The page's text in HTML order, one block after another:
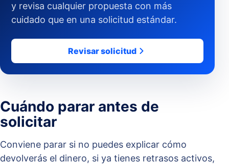
y revisa cualquier propuesta con más
cuidado que en una solicitud estándar.
Revisar solicitud
Cuándo parar antes de
solicitar
Conviene parar si no puedes explicar cómo
devolverás el dinero, si ya tienes retrasos activos,